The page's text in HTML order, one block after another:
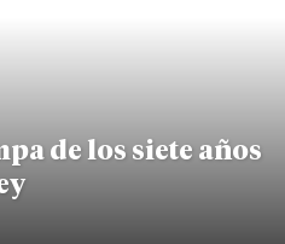
de los siete años